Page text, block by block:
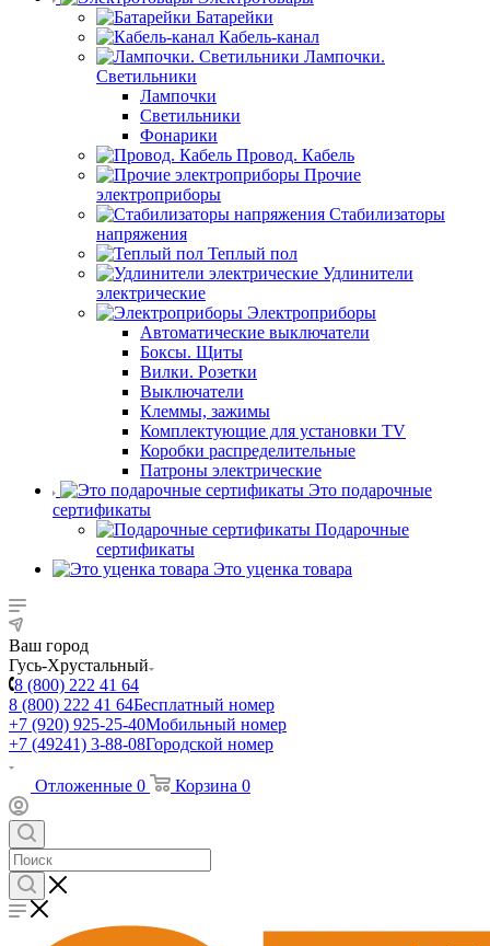
Батарейки
Кабель-канал
Лампочки.
Светильники
Лампочки
Светильники
Фонарики
Провод. Кабель
Прочие
электроприборы
Стабилизаторы
напряжения
Теплый пол
Удлинители
электрические
Электроприборы
Автоматические выключатели
Боксы. Щиты
Вилки. Розетки
Выключатели
Клеммы, зажимы
Комплектующие для установки TV
Коробки распределительные
Патроны электрические
Это подарочные
сертификаты
Подарочные
сертификаты
Это уценка товара
Ваш город
Гусь-Хрустальный
8 (800) 222 41 64
8 (800) 222 41 64Бесплатный номер
+7 (920) 925-25-40Мобильный номер
+7 (49241) 3-88-08Городской номер
Отложенные 0 Корзина 0